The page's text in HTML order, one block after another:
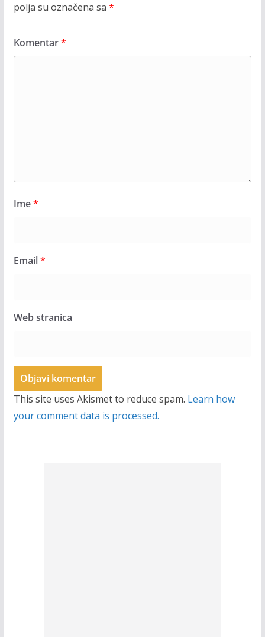
polja su označena sa *
Komentar*
Ime*
Email*
Web stranica
This site uses Akismet to reduce spam. Learn how
your comment data is processed.